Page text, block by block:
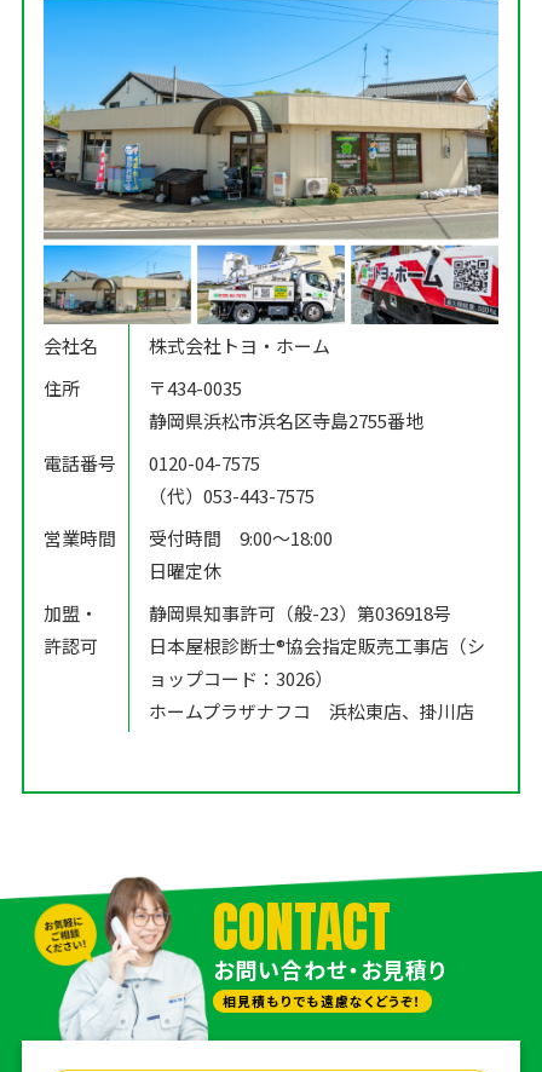
会社名
株式会社トヨ・ホーム
住所
〒434-0035
静岡県浜松市浜名区寺島2755番地
電話番号
0120-04-7575
（代）053-443-7575
営業時間
受付時間 9:00〜18:00
日曜定休
加盟・
許認可
静岡県知事許可（般-23）第036918号
日本屋根診断士®️協会指定販売工事店（シ
ョップコード：3026）
ホームプラザナフコ 浜松東店、掛川店
CONTACT
お問い合わせ・お見積り
相見積もりでも遠慮なくどうぞ！